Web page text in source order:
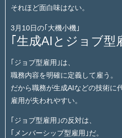
それほど面白味はない。
3月10日の｢大機小機｣
｢生成AIとジョブ型
｢ジョブ型雇用｣は、
職務内容を明確に定義して雇う。
だから職務が生成AIなどの技術に
雇用が失われやすい。
｢ジョブ型雇用｣の反対は、
｢メンバーシップ型雇用｣だ。